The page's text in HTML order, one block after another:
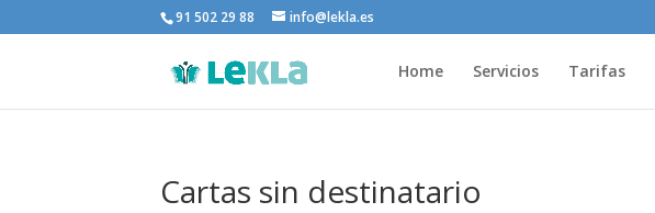
91 502 29 88 info@lekla.es
Home Servicios Tarifas
Cartas sin destinatario